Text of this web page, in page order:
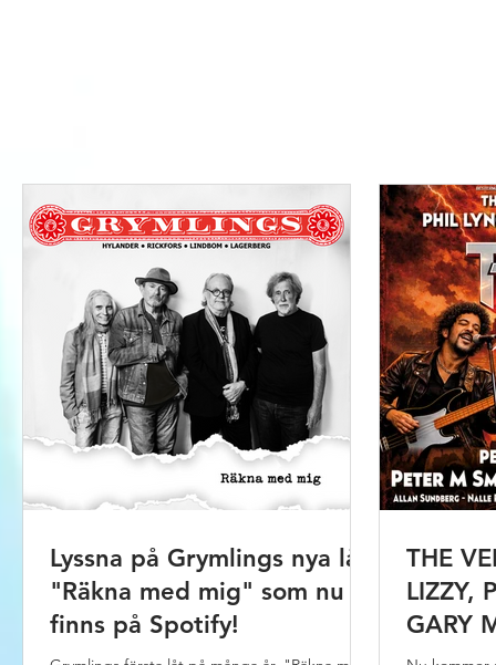
Lyssna på Grymlings nya låt
"Räkna med mig" som nu
finns på Spotify!
THE
LIZZY,
GARY